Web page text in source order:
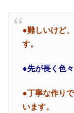
●難しいけど
す。
●先が長く色
●丁寧な作り
います。